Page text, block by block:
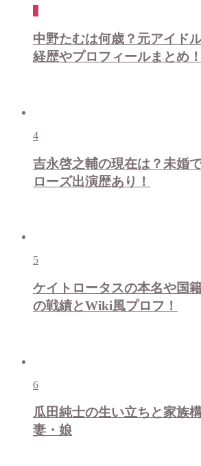
3
中野たむは何歳？元アイド
経歴やプロフィールまとめ！
4
吉永啓之輔の現在は？未婚
ローズ出演歴あり！
5
ケイトロータスの本名や国
の戦績とWiki風プロフ！
6
瓜田純士の生い立ちと家族
妻・娘